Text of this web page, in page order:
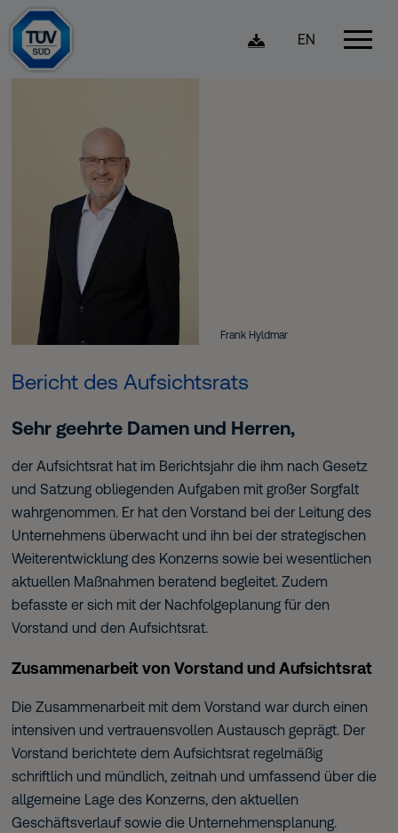
EN
Frank Hyldmar
Bericht des Aufsichtsrats
Sehr geehrte Damen und Herren,
der Aufsichtsrat hat im Berichtsjahr die ihm nach Gesetz
und Satzung obliegenden Aufgaben mit großer Sorgfalt
wahrgenommen. Er hat den Vorstand bei der Leitung des
Unternehmens überwacht und ihn bei der strategischen
Weiterentwicklung des Konzerns sowie bei wesentlichen
aktuellen Maßnahmen beratend begleitet. Zudem
befasste er sich mit der Nachfolgeplanung für den
Vorstand und den Aufsichtsrat.
Zusammenarbeit von Vorstand und Aufsichtsrat
Die Zusammenarbeit mit dem Vorstand war durch einen
intensiven und vertrauensvollen Austausch geprägt. Der
Vorstand berichtete dem Aufsichtsrat regelmäßig
schriftlich und mündlich, zeitnah und umfassend über die
allgemeine Lage des Konzerns, den aktuellen
Geschäftsverlauf sowie die Unternehmensplanung.